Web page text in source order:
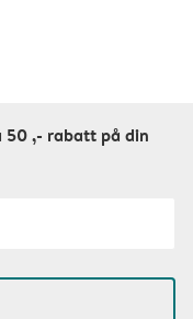
50 ,- rabatt på din